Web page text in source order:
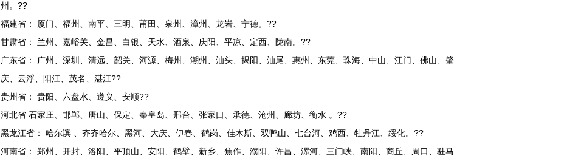
州。??
福建省： 厦门、福州、南平、三明、莆田、泉州、漳州、龙岩、宁德。??
甘肃省： 兰州、嘉峪关、金昌、白银、天水、酒泉、庆阳、平凉、定西、陇南。??
广东省： 广州、深圳、清远、韶关、河源、梅州、潮州、汕头、揭阳、汕尾、惠州、东莞、珠海、中山、江门、佛山、肇
庆、云浮、阳江、茂名、湛江??
贵州省： 贵阳、六盘水、遵义、安顺??
河北省 石家庄、邯郸、唐山、保定、秦皇岛、邢台、张家口、承德、沧州、廊坊、衡水 。??
黑龙江省： 哈尔滨 、齐齐哈尔、黑河、大庆、伊春、鹤岗、佳木斯、双鸭山、七台河、鸡西、牡丹江、绥化。??
河南省： 郑州、开封、洛阳、平顶山、安阳、鹤壁、新乡、焦作、濮阳、许昌、漯河、三门峡、南阳、商丘、周口、驻马